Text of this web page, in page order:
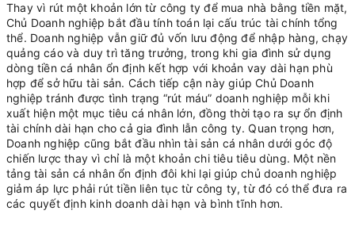
Thay vì rút một khoản lớn từ công ty để mua nhà bằng tiền mặt,
Chủ Doanh nghiệp bắt đầu tính toán lại cấu trúc tài chính tổng
thể. Doanh nghiệp vẫn giữ đủ vốn lưu động để nhập hàng, chạy
quảng cáo và duy trì tăng trưởng, trong khi gia đình sử dụng
dòng tiền cá nhân ổn định kết hợp với khoản vay dài hạn phù
hợp để sở hữu tài sản. Cách tiếp cận này giúp Chủ Doanh
nghiệp tránh được tình trạng “rút máu” doanh nghiệp mỗi khi
xuất hiện một mục tiêu cá nhân lớn, đồng thời tạo ra sự ổn định
tài chính dài hạn cho cả gia đình lẫn công ty. Quan trọng hơn,
Doanh nghiệp cũng bắt đầu nhìn tài sản cá nhân dưới góc độ
chiến lược thay vì chỉ là một khoản chi tiêu tiêu dùng. Một nền
tảng tài sản cá nhân ổn định đôi khi lại giúp chủ doanh nghiệp
giảm áp lực phải rút tiền liên tục từ công ty, từ đó có thể đưa ra
các quyết định kinh doanh dài hạn và bình tĩnh hơn.